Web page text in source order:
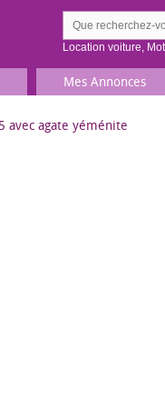
Location voiture,
Mes Annonces
avec agate yéménite